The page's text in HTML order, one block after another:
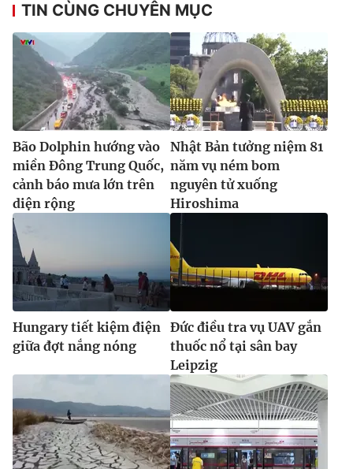
TIN CÙNG CHUYÊN MỤC
Bão Dolphin hướng vào
miền Đông Trung Quốc,
cảnh báo mưa lớn trên
diện rộng
Nhật Bản tưởng niệm 81
năm vụ ném bom
nguyên tử xuống
Hiroshima
Hungary tiết kiệm điện
giữa đợt nắng nóng
Đức điều tra vụ UAV gắn
thuốc nổ tại sân bay
Leipzig